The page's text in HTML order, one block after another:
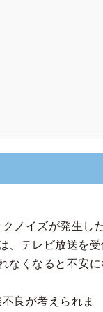
ノイズが発生し
、テレビ放送を受
なくなると不安に
良が考えられま